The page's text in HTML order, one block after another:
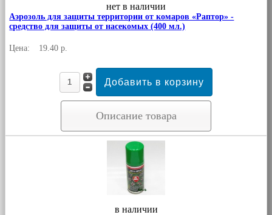
нет в наличии
Аэрозоль для защиты территории от комаров «Раптор» -
средство для защиты от насекомых (400 мл.)
Цена: 19.40 р.
Описание товара
в наличии